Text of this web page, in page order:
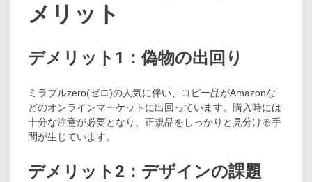
メリット
デメリット1：偽物の出回り
ミラブルzero(ゼロ)の人気に伴い、コピー品がAmazonな
どのオンラインマーケットに出回っています。購入時には
十分な注意が必要となり、正規品をしっかりと見分ける手
間が生じています。
デメリット2：デザインの課題